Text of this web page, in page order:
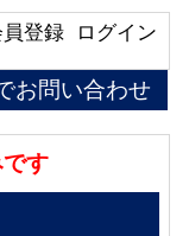
ログイン
登録
お問い合わせ
す